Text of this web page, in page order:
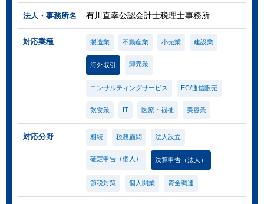
法人・事務所名 有川直幸公認会計士税理士事務所
対応業種 製造業 不動産業 小売業 建設業
海外取引 卸売業
コンサルティングサービス EC/通信販売
飲食業 IT 医療・福祉 美容業
対応分野 相続 税務顧問 法人設立
確定申告（個人） 決算申告（法人）
節税対策 個人開業 資金調達